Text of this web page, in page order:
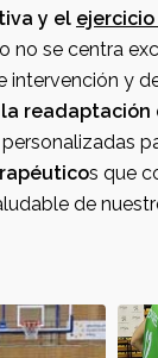
y el
no se centra
intervención y
readaptación
personalizadas
terapéuticos que
restablecer la